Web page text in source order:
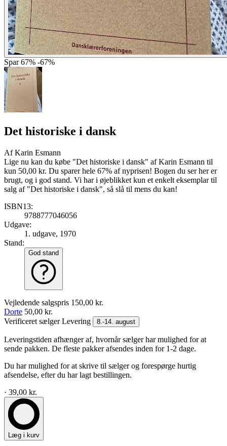
Spar 67% -67%
Det historiske i dansk
AfKarin Esmann
Lige nu kan du købe "Det historiske i dansk" af Karin Esmann til
kun 50,00 kr. Du sparer hele 67% af nyprisen! Bogen du ser her er
brugt, og i god stand. Vi har i øjeblikket kun et enkelt eksemplar til
salg af "Det historiske i dansk", så slå til mens du kan!
ISBN13:
9788777046056
Udgave:
1. udgave, 1970
Stand:
God stand
Vejledende salgspris 150,00 kr.
Dorte 50,00 kr.
Verificeret sælgerLevering 8.-14. august
Leveringstiden afhænger af, hvornår sælger har mulighed for at
sende pakken. De fleste pakker afsendes inden for 1-2 dage.
Du har mulighed for at skrive til sælger og forespørge hurtig
afsendelse, efter du har lagt bestillingen.
· 39,00 kr.
Læg i kurv